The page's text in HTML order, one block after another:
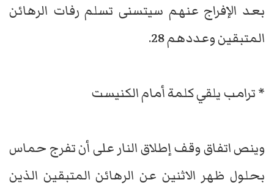
بعد الإفراج عنهم سيتسنى تسلم رفات الرهائن
المتبقين وعددهم 28.
* ترامب يلقي كلمة أمام الكنيست
وينص اتفاق وقف إطلاق النار على أن تفرج حماس
بحلول ظهر الاثنين عن الرهائن المتبقين الذين